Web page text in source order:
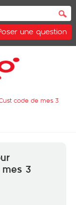
une question
code de mes 3
3